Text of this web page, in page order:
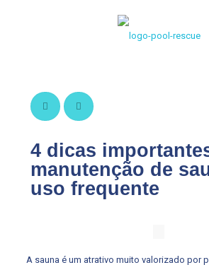
4 dicas
manutenção de
uso frequente
A sauna é um atrativo muito valorizado por